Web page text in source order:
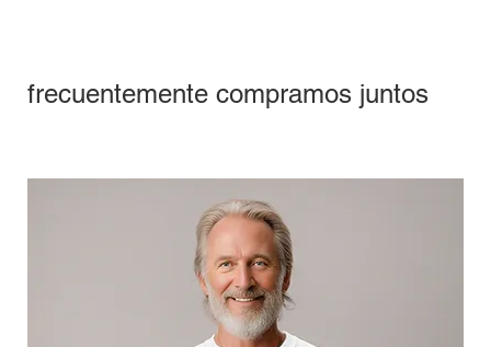
frecuentemente compramos juntos